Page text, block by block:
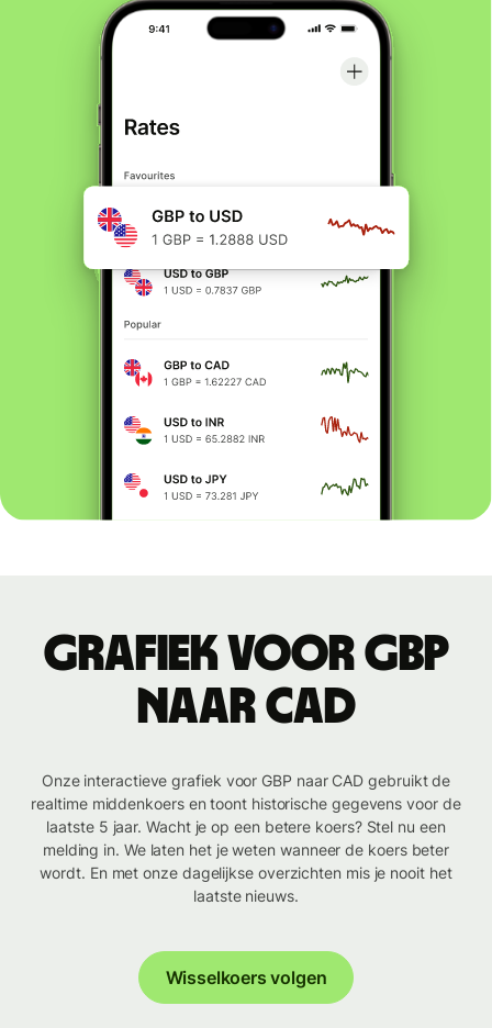
Grafiek voor GBP
naar CAD
Onze interactieve grafiek voor GBP naar CAD gebruikt de
realtime middenkoers en toont historische gegevens voor de
laatste 5 jaar. Wacht je op een betere koers? Stel nu een
melding in. We laten het je weten wanneer de koers beter
wordt. En met onze dagelijkse overzichten mis je nooit het
laatste nieuws.
Wisselkoers volgen